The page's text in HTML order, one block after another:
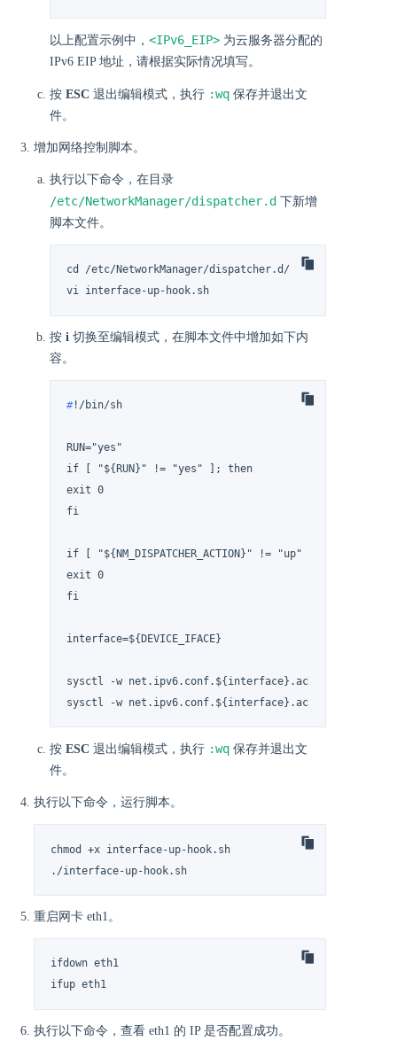
以上配置示例中， <IPv6_EIP> 为云服务器分配的
IPv6 EIP 地址，请根据实际情况填写。
按 ESC 退出编辑模式，执行 :wq 保存并退出文
件。
增加网络控制脚本。
执行以下命令，在目录
/etc/NetworkManager/dispatcher.d 下新增
脚本文件。
cd /etc/NetworkManager/dispatcher.d/
vi interface-up-hook.sh
按 i 切换至编辑模式，在脚本文件中增加如下内
容。
#!/bin/sh
RUN="yes"
if [ "${RUN}" != "yes" ]; then
exit 0
fi
if [ "${NM_DISPATCHER_ACTION}" != "up" ]; then
exit 0
fi
interface=${DEVICE_IFACE}
sysctl -w net.ipv6.conf.${interface}.accept_ra=1
sysctl -w
按 ESC 退出编辑模式，执行 :wq 保存并退出文
件。
执行以下命令，运行脚本。
chmod +x interface-up-hook.sh
./interface-up-hook.sh
重启网卡 eth1。
ifdown eth1
ifup eth1
执行以下命令，查看 eth1 的 IP 是否配置成功。